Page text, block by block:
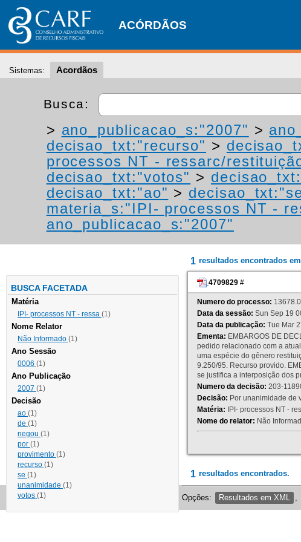
ACÓRDÃOS
Sistemas: Acordãos
Busca:
> ano_publicacao_s:"2007" >
decisao_txt:"recurso" >
processos NT - ressarc/
decisao_txt:"votos" >
decisao_txt:"ao" >
materia_s:"IPI- processos NT -
ano_publicacao_s:"2007"
BUSCA FACETADA
Matéria
IPI- processos NT - ressa (1)
Nome Relator
Não Informado (1)
Ano Sessão
0006 (1)
Ano Publicação
2007 (1)
Decisão
ao (1)
de (1)
negou (1)
por (1)
provimento (1)
recurso (1)
se (1)
unanimidade (1)
votos (1)
1 resultados encontrados
4709829 #
Numero do processo:
Data da sessão: Sun Sep 19
Data da publicação: Tue Mar
Ementa: EMBARGOS DE
pedido relacionado com a
uma espécie do gênero
9.250/95. Recurso provido.
se justifica a interposição dos
Numero da decisão: 203-
Decisão: Por unanimidade de
Matéria: IPI- processos NT -
Nome do relator: Não
1 resultados encontrados.
Opções: Resultados em XML